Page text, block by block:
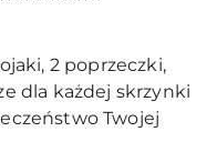
2 poprzeczki,
dla każdej skrzynki
Twojej